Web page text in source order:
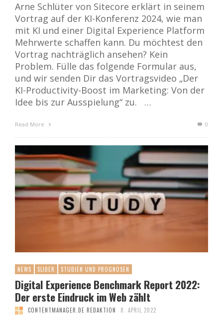
Arne Schlüter von Sitecore erklärt in seinem
Vortrag auf der KI-Konferenz 2024, wie man
mit KI und einer Digital Experience Platform
Mehrwerte schaffen kann. Du möchtest den
Vortrag nachträglich ansehen? Kein
Problem. Fülle das folgende Formular aus,
und wir senden Dir das Vortragsvideo „Der
KI-Productivity-Boost im Marketing: Von der
Idee bis zur Ausspielung“ zu. …
Read More 0
NEWS SLIDER STUDIEN UND PROGNOSEN
Digital Experience Benchmark Report 2022:
Der erste Eindruck im Web zählt
CONTENTMANAGER.DE REDAKTION 8. APRIL 2022